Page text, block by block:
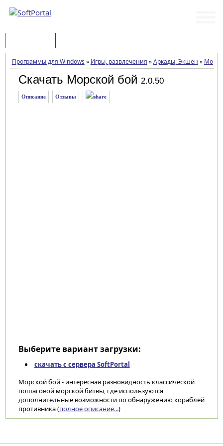
Программы для Windows » Игры, развлечения »Аркады, Экшен »
Скачать Морской бой 2.0.50
Описание Отзывы
Выберите вариант загрузки:
скачать с сервера SoftPortal
Морской бой - интересная разновидность классической
пошаговой морской битвы, где используются
дополнительные возможности по обнаружению кораблей
противника (полное описание...)